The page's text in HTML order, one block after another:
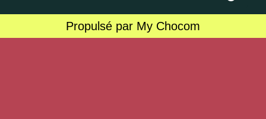
Propulsé par My Chocom